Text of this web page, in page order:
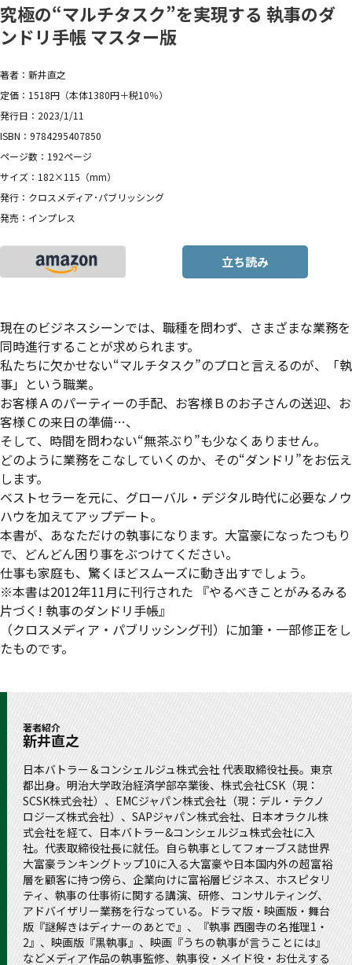
究極の“マルチタスク”を実現する 執事のダ
ンドリ手帳 マスター版
著者：新井直之
定価：1518円（本体1380円＋税10％）
発行日：2023/1/11
ISBN：9784295407850
ページ数：192ページ
サイズ：182×115（mm）
発行：クロスメディア･パブリッシング
発売：インプレス
立ち読み
現在のビジネスシーンでは、職種を問わず、さまざまな業務を
同時進行することが求められます。
私たちに欠かせない“マルチタスク”のプロと言えるのが、「執
事」という職業。
お客様Ａのパーティーの手配、お客様Ｂのお子さんの送迎、お
客様Ｃの来日の準備…、
そして、時間を問わない“無茶ぶり”も少なくありません。
どのように業務をこなしていくのか、その“ダンドリ”をお伝え
します。
ベストセラーを元に、グローバル・デジタル時代に必要なノウ
ハウを加えてアップデート。
本書が、あなただけの執事になります。大富豪になったつもり
で、どんどん困り事をぶつけてください。
仕事も家庭も、驚くほどスムーズに動き出すでしょう。
※本書は2012年11月に刊行された 『やるべきことがみるみる
片づく! 執事のダンドリ手帳』
（クロスメディア・パブリッシング刊）に加筆・一部修正をし
たものです。
著者紹介
新井直之
日本バトラー＆コンシェルジュ株式会社 代表取締役社長。東京
都出身。明治大学政治経済学部卒業後、株式会社CSK（現：
SCSK株式会社）、EMCジャパン株式会社（現：デル・テクノ
ロジーズ株式会社）、SAPジャパン株式会社、日本オラクル株
式会社を経て、日本バトラー&コンシェルジュ株式会社に入
社。代表取締役社長に就任。自ら執事としてフォーブス誌世界
大富豪ランキングトップ10に入る大富豪や日本国内外の超富裕
層を顧客に持つ傍ら、企業向けに富裕層ビジネス、ホスピタリ
ティ、執事の仕事術に関する講演、研修、コンサルティング、
アドバイザリー業務を行なっている。ドラマ版・映画版・舞台
版『謎解きはディナーのあとで』、『執事 西園寺の名推理1・
2』、映画版『黒執事』、映画『うちの執事が言うことには』
などメディア作品の執事監修、執事役・メイド役・お仕えする